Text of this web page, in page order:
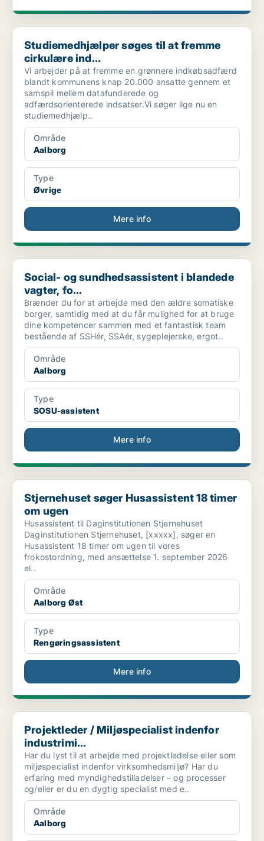
Studiemedhjælper søges til at fremme cirkulære ind...
Studiemedhjælper søges til at fremme
cirkulære ind...
Vi arbejder på at fremme en grønnere indkøbsadfærd
blandt kommunens knap 20.000 ansatte gennem et
samspil mellem datafunderede og
adfærdsorienterede indsatser.Vi søger lige nu en
studiemedhjælp..
Område
Aalborg
Type
Øvrige
Mere info
Social- og sundhedsassistent i blandede vagter, fo...
Social- og sundhedsassistent i blandede
vagter, fo...
Brænder du for at arbejde med den ældre somatiske
borger, samtidig med at du får mulighed for at bruge
dine kompetencer sammen med et fantastisk team
bestående af SSHér, SSAér, sygeplejerske, ergot..
Område
Aalborg
Type
SOSU-assistent
Mere info
Stjernehuset søger Husassistent 18 timer om ugen
Stjernehuset søger Husassistent 18 timer
om ugen
Husassistent til Daginstitutionen Stjernehuset
Daginstitutionen Stjernehuset, [xxxxx], søger en
Husassistent 18 timer om ugen til vores
frokostordning, med ansættelse 1. september 2026
el..
Område
Aalborg Øst
Type
Rengøringsassistent
Mere info
Projektleder / Miljøspecialist indenfor industrimi...
Projektleder / Miljøspecialist indenfor
industrimi...
Har du lyst til at arbejde med projektledelse eller som
miljøspecialist indenfor virksomhedsmiljø? Har du
erfaring med myndighedstilladelser – og processer
og/eller er du en dygtig specialist med e..
Område
Aalborg